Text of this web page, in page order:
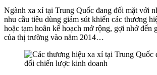
Ngành xa xỉ tại Trung Quốc đang đối mặt với
nhu cầu tiêu dùng giảm sút khiến các thương
hoặc tạm hoãn kế hoạch mở rộng, gợi nhớ đến
của thị trường vào năm 2014…